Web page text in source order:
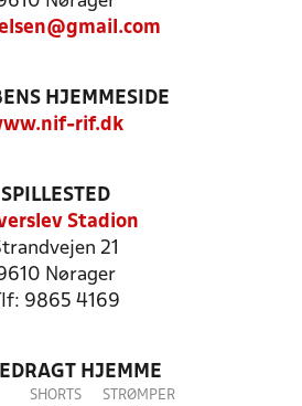
HJEMMESIDE
rif.dk
SPILLESTED
Stadion
21
Nørager
Tlf: 9865 4169
HJEMME
SHORTS STRØMPER